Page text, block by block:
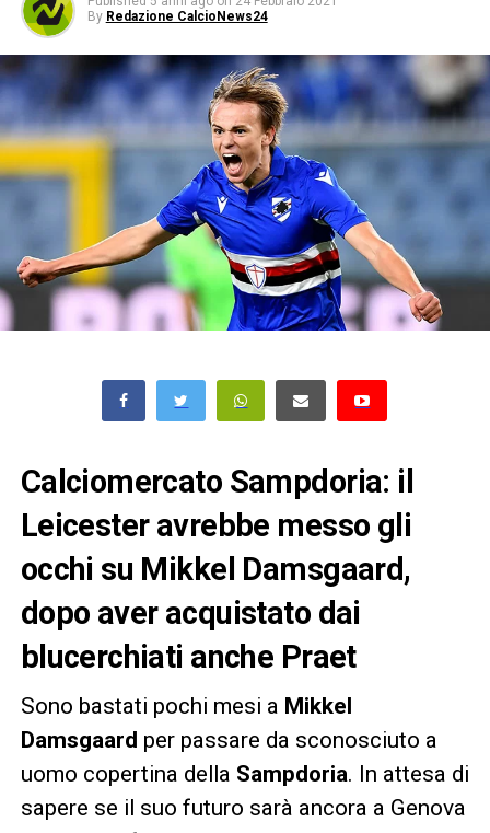
By Redazione CalcioNews24
Calciomercato Sampdoria: il
Leicester avrebbe messo gli
occhi su Mikkel Damsgaard,
dopo aver acquistato dai
blucerchiati anche Praet
Sono bastati pochi mesi a Mikkel
Damsgaard per passare da sconosciuto a
uomo copertina della Sampdoria. In attesa di
sapere se il suo futuro sarà ancora a Genova